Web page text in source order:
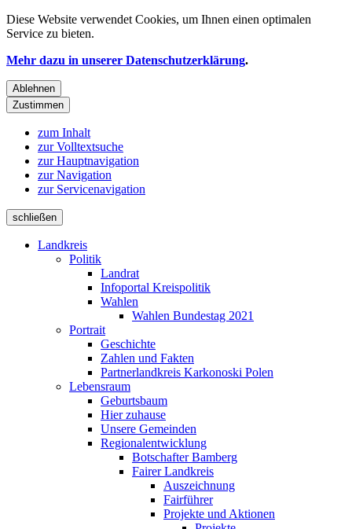
Diese Website verwendet Cookies, um Ihnen einen optimalen
Service zu bieten.
Mehr dazu in unserer Datenschutzerklärung.
Ablehnen
Zustimmen
zum Inhalt
zur Volltextsuche
zur Hauptnavigation
zur Navigation
zur Servicenavigation
schließen
Landkreis
Politik
Landrat
Infoportal Kreispolitik
Wahlen
Wahlen Bundestag 2021
Portrait
Geschichte
Zahlen und Fakten
Partnerlandkreis Karkonoski Polen
Lebensraum
Geburtsbaum
Hier zuhause
Unsere Gemeinden
Regionalentwicklung
Botschafter Bamberg
Fairer Landkreis
Auszeichnung
Fairführer
Projekte und Aktionen